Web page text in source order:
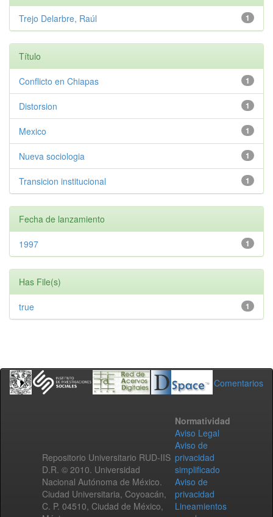
1
Trejo Delarbre, Raúl
Título
1
Conflicto en Chiapas
1
Distorsion
1
Mexico
1
Nueva sociologia
1
Transicion institucional
Fecha de lanzamiento
1
1997
Has File(s)
1
true
Comentarios
Repositorio Universitario RUD-IIS
D.R. © 2010. Universidad
Nacional Autónoma de México.
Ciudad Universitaria, Coyoacán,
C. P. 04510, Ciudad de México,
Normatividad
Aviso Legal
Aviso de
privacidad
simplificado
Aviso de
privacidad
Lineamientos